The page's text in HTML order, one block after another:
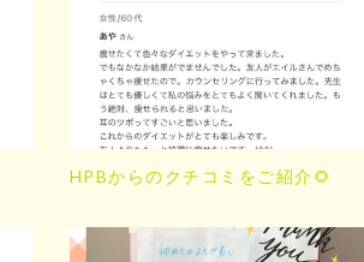
HPBからのクチコミをご紹介🌻